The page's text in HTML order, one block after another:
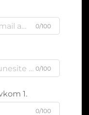
0/100
0/100
1.
0/100